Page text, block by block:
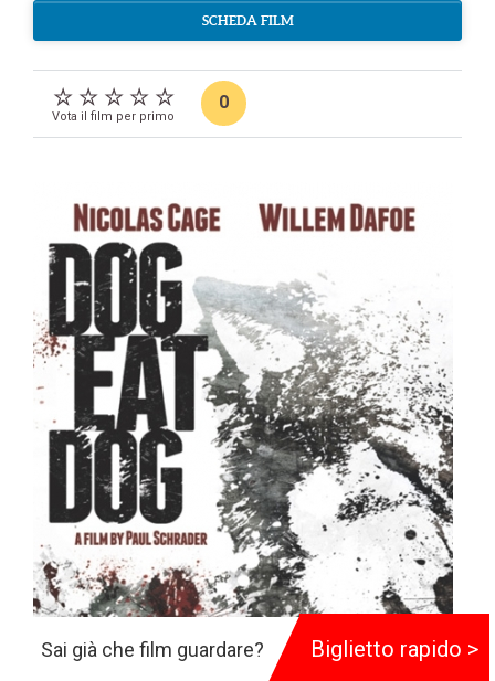
SCHEDA FILM
Vota il film per primo
0
Sai già che film guardare? Biglietto rapido >